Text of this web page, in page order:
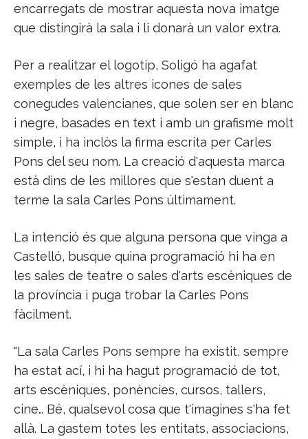
encarregats de mostrar aquesta nova imatge
que distingirà la sala i li donarà un valor extra.
Per a realitzar el logotip, Soligó ha agafat
exemples de les altres icones de sales
conegudes valencianes, que solen ser en blanc
i negre, basades en text i amb un grafisme molt
simple, i ha inclòs la firma escrita per Carles
Pons del seu nom. La creació d'aquesta marca
està dins de les millores que s'estan duent a
terme la sala Carles Pons últimament.
La intenció és que alguna persona que vinga a
Castelló, busque quina programació hi ha en
les sales de teatre o sales d'arts escèniques de
la província i puga trobar la Carles Pons
fàcilment.
"La sala Carles Pons sempre ha existit, sempre
ha estat ací, i hi ha hagut programació de tot,
arts escèniques, ponències, cursos, tallers,
cine… Bé, qualsevol cosa que t'imagines s'ha fet
allà. La gastem totes les entitats, associacions,